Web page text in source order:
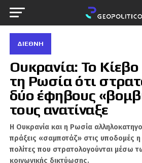
ΔΙΕΘΝΉ
Ουκρανία: Το Κίεβο
τη Ρωσία ότι
δύο έφηβους
τους ανατίναξε
Η Ουκρανία και η Ρωσία
πράξεις «σαμποτάζ» στις υποδομές η
πολίτες που στρατολογούνται μέσω
κοινωνικής δικτύωσης.